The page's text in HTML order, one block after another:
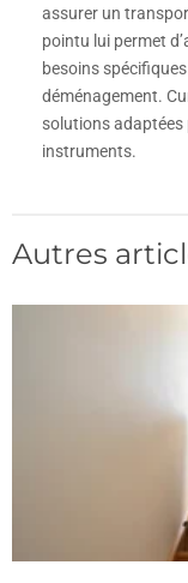
assurer un
pointu lui permet
besoins
déménagement.
solutions adaptées
instruments.
Autres